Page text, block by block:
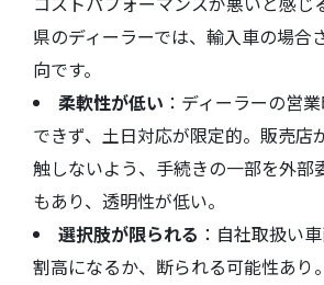
県のディーラーでは、輸入車の場合
向です。
柔軟性が低い ：ディーラーの営
できず、土日対応が限定的。販売店
触しないよう、手続きの一部を外部
もあり、透明性が低い。
選択肢が限られる ：自社取扱い
割高になるか、断られる可能性あり